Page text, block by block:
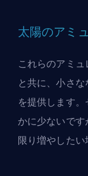
太陽のアミ
これらのアミ
と共に、小さ
を提供します
かに少ないで
限り増やしたい